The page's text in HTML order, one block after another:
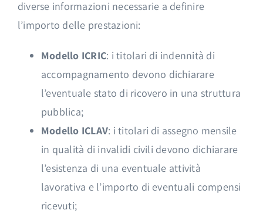
diverse informazioni necessarie a definire
l’importo delle prestazioni:
Modello ICRIC: i titolari di indennità di
accompagnamento devono dichiarare
l’eventuale stato di ricovero in una struttura
pubblica;
Modello ICLAV: i titolari di assegno mensile
in qualità di invalidi civili devono dichiarare
l’esistenza di una eventuale attività
lavorativa e l’importo di eventuali compensi
ricevuti;